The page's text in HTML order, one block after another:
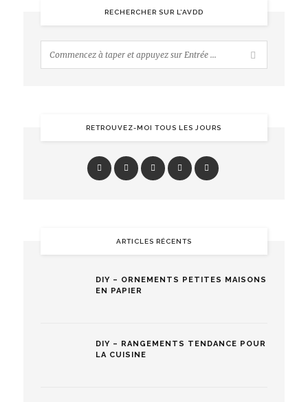
RECHERCHER SUR L’AVDD
RETROUVEZ-MOI TOUS LES JOURS
ARTICLES RÉCENTS
DIY – ORNEMENTS PETITES MAISONS
EN PAPIER
DIY – RANGEMENTS TENDANCE POUR
LA CUISINE